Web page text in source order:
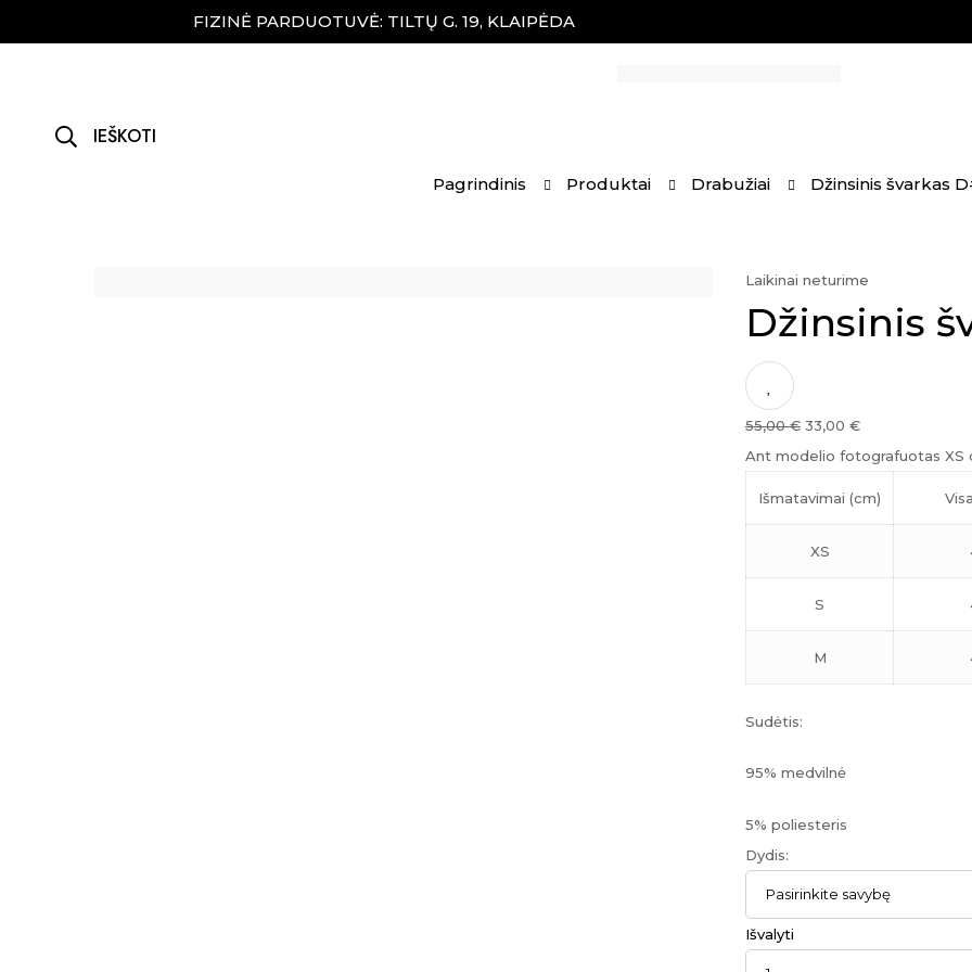
FIZINĖ PARDUOTUVĖ: TILTŲ G. 19, KLAIPĖDA
IEŠKOTI
Pagrindinis Produktai Drabužiai Džinsinis švarkas
Laikinai neturime
Džinsinis
55,00€ Original
price
33,00 €Current
price
Ant modelio fotografuotas XS
Išmatavimai (cm)
XS
S
M
Sudėtis:
95% medvilnė
5% poliesteris
Dydis:
Išvalyti